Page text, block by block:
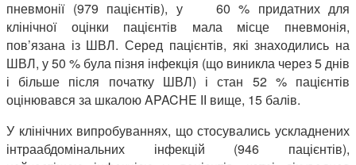
пневмонії (979 пацієнтів), у 60 % придатних для
клінічної оцінки пацієнтів мала місце пневмонія,
пов’язана із ШВЛ. Серед пацієнтів, які знаходились на
ШВЛ, у 50 % була пізня інфекція (що виникла через 5 днів
і більше після початку ШВЛ) і стан 52 % пацієнтів
оцінювався за шкалою APACHE ІІ вище, 15 балів.
У клінічних випробуваннях, що стосувались ускладнених
інтраабдомінальних інфекцій (946 пацієнтів),